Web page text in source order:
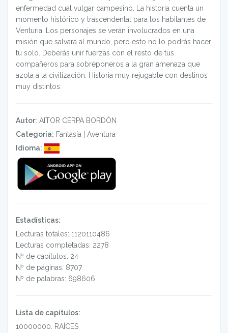
enfermedad cual vulgar campesino. La historia cuenta un
momento histórico y trascendental para los habitantes de
Venturia. Los personajes se verán involucrados en una
misión que salvará al mundo, pero esto no lo podrás hacer
tú solo. Deberás unir fuerzas con el resto de tus
compañeros para sobreponeros a la gran amenaza que
azota a la civilización. Historia muy rejugable con destinos
muy distintos.
Autor: AITOR CERPA BORDÓN
Categoría: Fantasía
Aventura
Idioma:
Estadísticas:
Lecturas totales: 1120110486
Lecturas completadas: 2278
Nº de capítulos: 24
Nº de páginas: 8707
Nº de palabras: 698606
Lista de capítulos:
10000000
RAÍCES